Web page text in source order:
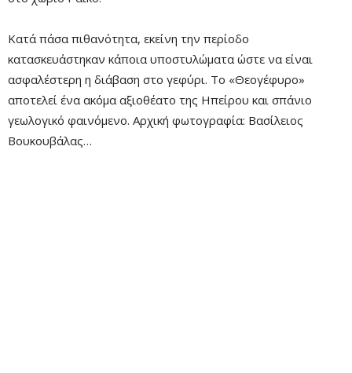
Κατά πάσα πιθανότητα, εκείνη την περίοδο
κατασκευάστηκαν κάποια υποστυλώματα ώστε να είναι
ασφαλέστερη η διάβαση στο γεφύρι. Το «Θεογέφυρο»
αποτελεί ένα ακόμα αξιοθέατο της Ηπείρου και σπάνιο
γεωλογικό φαινόμενο. Αρχική φωτογραφία: Βασίλειος
Βουκουβάλας…